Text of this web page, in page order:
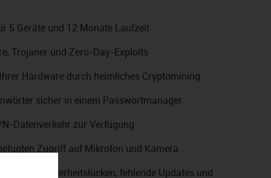
5 Geräte und 12 Monate Laufzeit
Trojaner und Zero-Day-Exploits
Hardware durch heimliches Cryptomining
sicher in einem Passwortmanager
Datenverkehr zur Verfügung
Zugriff auf Mikrofon und Kamera
Sicherheitslücken, fehlende Updates und